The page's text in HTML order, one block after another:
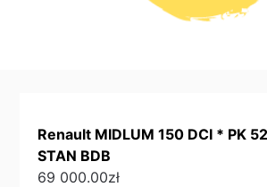
Renault MIDLUM 150 DCI * PK
STAN BDB
69 000.00zł